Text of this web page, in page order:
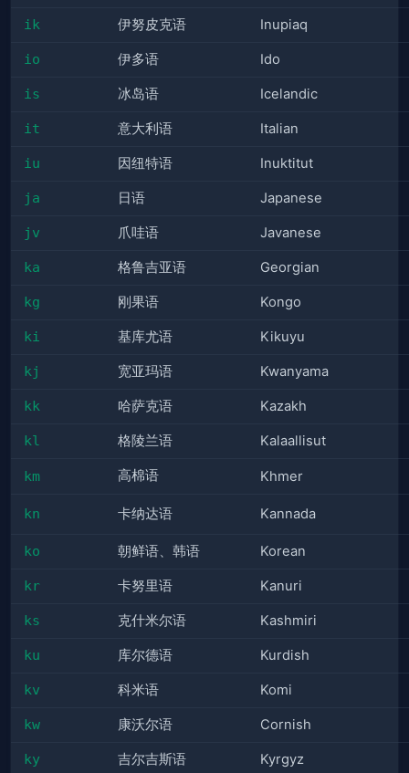
ik 伊努皮克语 Inupiaq
io 伊多语 Ido
is 冰岛语 Icelandic
it 意大利语 Italian
iu 因纽特语 Inuktitut
ja 日语 Japanese
jv 爪哇语 Javanese
ka 格鲁吉亚语 Georgian
kg 刚果语 Kongo
ki 基库尤语 Kikuyu
kj 宽亚玛语 Kwanyama
kk 哈萨克语 Kazakh
kl 格陵兰语 Kalaallisut
km 高棉语 Khmer
kn 卡纳达语 Kannada
ko 朝鲜语、韩语 Korean
kr 卡努里语 Kanuri
ks 克什米尔语 Kashmiri
ku 库尔德语 Kurdish
kv 科米语 Komi
kw 康沃尔语 Cornish
ky 吉尔吉斯语 Kyrgyz